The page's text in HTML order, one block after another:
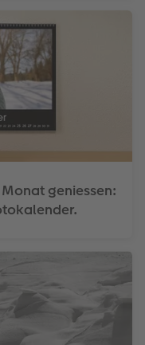
geniessen: